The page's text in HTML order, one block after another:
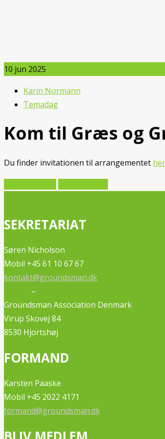
10 jun 2025
Karin Normann
Temadag
Kom til Græs og
Du finder invitationen til arrangementet her
SEKRETARIAT
Søren Nicholson
Mobil +45 61 10 67 67
kontakt@groundsman.dk
–
Groundsman Association Denmark
Virup Skovej 84
8530 Hjortshøj
FORMAND
Karsten Paaske
Mobil +45 2022 4171
formand@groundsman.dk